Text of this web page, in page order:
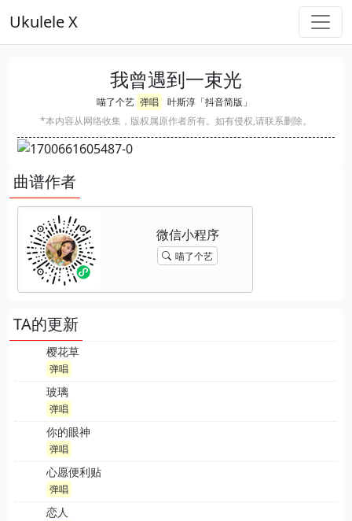
Ukulele X
我曾遇到一束光
喵了个艺 弹唱
叶斯淳「抖音简版」
*本内容从网络收集，版权属原作者所有。如有侵权,请联系删除。
曲谱作者
喵了个艺
TA的更新
樱花草
弹唱
玻璃
弹唱
你的眼神
弹唱
心愿便利贴
弹唱
恋人